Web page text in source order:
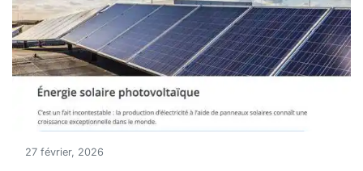
27 février, 2026